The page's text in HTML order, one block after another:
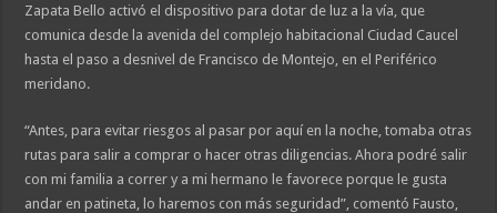
Zapata Bello activó el dispositivo para dotar de luz a la vía, que
comunica desde la avenida del complejo habitacional Ciudad Caucel
hasta el paso a desnivel de Francisco de Montejo, en el Periférico
meridano.
“Antes, para evitar riesgos al pasar por aquí en la noche, tomaba otras
rutas para salir a comprar o hacer otras diligencias. Ahora podré salir
con mi familia a correr y a mi hermano le favorece porque le gusta
andar en patineta, lo haremos con más seguridad”, comentó Fausto,